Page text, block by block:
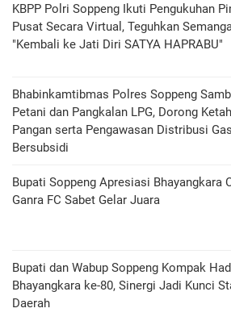
KBPP Polri Soppeng Ikuti Pengukuhan
Pusat Secara Virtual, Teguhkan
"Kembali ke Jati Diri SATYA HAPRABU"
Bhabinkamtibmas Polres Soppeng
Petani dan Pangkalan LPG, Dorong
Pangan serta Pengawasan Distribusi Gas
Bersubsidi
Bupati Soppeng Apresiasi Bhayangkara
Ganra FC Sabet Gelar Juara
Bupati dan Wabup Soppeng Kompak
Bhayangkara ke-80, Sinergi Jadi Kunci
Daerah